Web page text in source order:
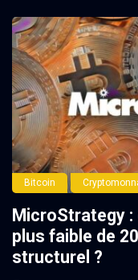
Bitcoin
MicroStrategy
plus faible de
structurel ?